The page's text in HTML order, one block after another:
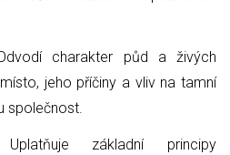
Odvodí charakter půd a živých
jeho příčiny a vliv na tamní
společnost.
Uplatňuje základní principy